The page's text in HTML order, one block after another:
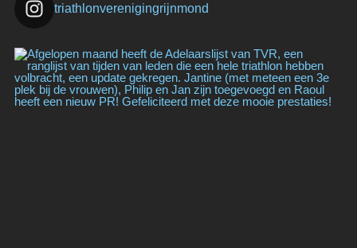
triathlonverenigingrijnmond